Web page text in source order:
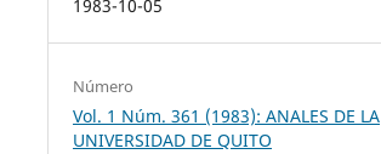
1983-10-05
Número
Vol. 1 Núm. 361 (1983): ANALES DE LA
UNIVERSIDAD DE QUITO